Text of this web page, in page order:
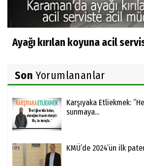
Ayağı kırılan koyuna acil
Son Yorumlananlar
Karşıyaka Etliekmek:
sunmaya...
KMÜ’de 2024’ün ilk